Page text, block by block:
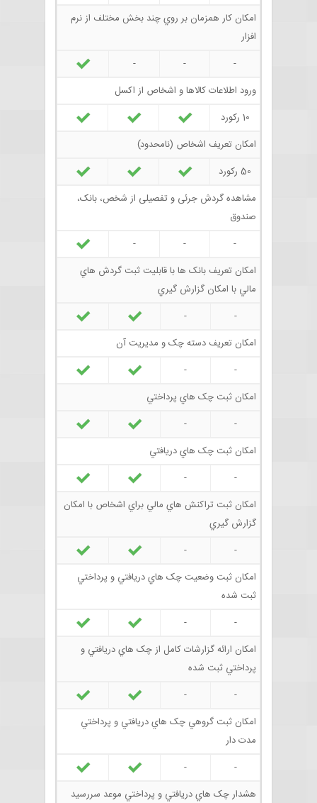
امکان کار همزمان بر روي چند بخش مختلف از نرم
افزار
-
-
-
ورود اطلاعات کالاها و اشخاص از اکسل
10 رکورد
امکان تعريف اشخاص (نامحدود)
50 رکورد
مشاهده گردش جرئی و تفصیلی از شخص، بانک،
صندوق
-
-
-
امکان تعريف بانک ها با قابليت ثبت گردش هاي
مالي با امکان گزارش گيري
-
-
امکان تعريف دسته چک و مديريت آن
-
-
امکان ثبت چک هاي پرداختي
-
-
امکان ثبت چک هاي دريافتي
-
-
امکان ثبت تراکنش هاي مالي براي اشخاص با امکان
گزارش گيري
-
-
امکان ثبت وضعيت چک هاي دريافتي و پرداختي
ثبت شده
-
-
امکان ارائه گزارشات کامل از چک هاي دريافتي و
پرداختي ثبت شده
-
-
امکان ثبت گروهي چک هاي دريافتي و پرداختي
مدت دار
-
-
هشدار چک هاي دريافتي و پرداختي موعد سررسيد